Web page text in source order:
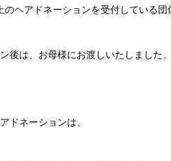
のヘアドネーションを受付している
後は、お母様にお渡しいたしました。
ドネーションは、